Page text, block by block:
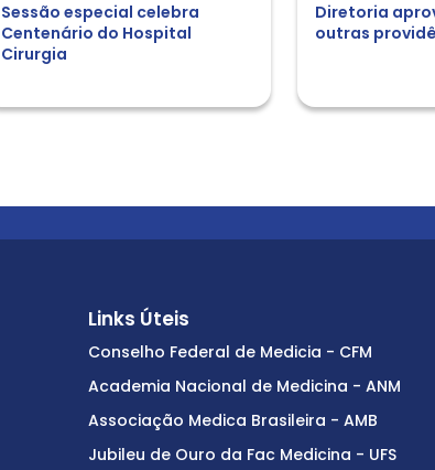
Sessão especial celebra
Centenário do Hospital
Cirurgia
Diretoria
outras
Links Úteis
Conselho Federal de Medicia - CFM
Academia Nacional de Medicina - ANM
Associação Medica Brasileira - AMB
Jubileu de Ouro da Fac Medicina - UFS